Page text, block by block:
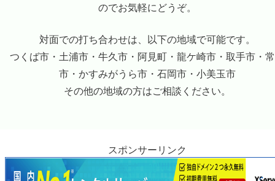
のでお気軽にどうぞ。
対面での打ち合わせは、以下の地域で可能です。
つくば市・土浦市・牛久市・阿見町・龍ケ崎市・取手市・
市・かすみがうら市・石岡市・小美玉市
その他の地域の方はご相談ください。
スポンサーリンク